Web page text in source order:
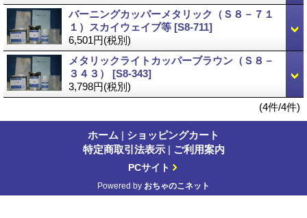
バーニングカッパーメタリック（Ｓ８－７１
１）スカイウェイブ等 [S8-711]
6,501円(税別)
メタリックライトカッパーブラウン（Ｓ８－
３４３） [S8-343]
3,798円(税別)
(4件/4件)
ホーム | ショッピングカート
特定商取引法表示 | ご利用案内
PCサイト
Powered by おちゃのこネット